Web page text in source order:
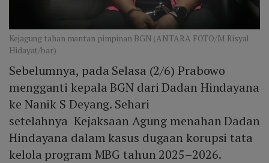
Kejagung tahan mantan pimpinan BGN (ANTARA FOTO/M Risyal
Hidayat/bar)
Sebelumnya, pada Selasa (2/6) Prabowo
mengganti kepala BGN dari Dadan Hindayana
ke Nanik S Deyang. Sehari
setelahnya Kejaksaan Agung menahan Dadan
Hindayana dalam kasus dugaan korupsi tata
kelola program MBG tahun 2025–2026.